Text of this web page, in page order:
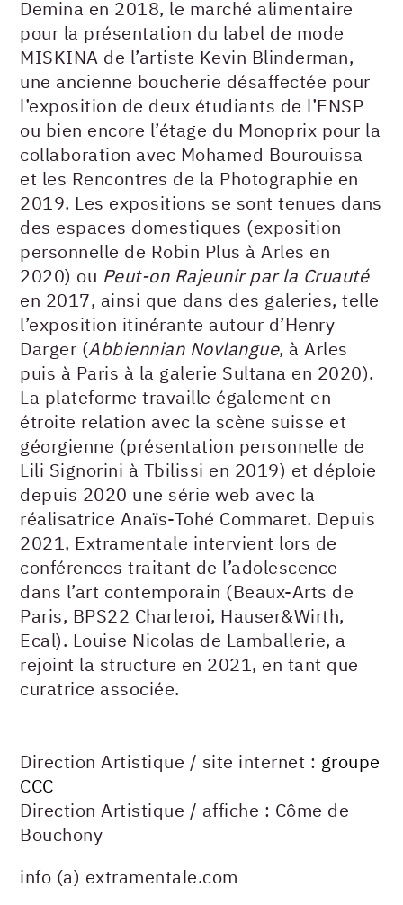
Demina en 2018, le marché alimentaire
pour la présentation du label de mode
MISKINA de l’artiste Kevin Blinderman,
une ancienne boucherie désaffectée pour
l’exposition de deux étudiants de l’ENSP
ou bien encore l’étage du Monoprix pour la
collaboration avec Mohamed Bourouissa
et les Rencontres de la Photographie en
2019. Les expositions se sont tenues dans
des espaces domestiques (exposition
personnelle de Robin Plus à Arles en
2020) ou Peut-on Rajeunir par la Cruauté
en 2017, ainsi que dans des galeries, telle
l’exposition itinérante autour d’Henry
Darger (Abbiennian Novlangue, à Arles
puis à Paris à la galerie Sultana en 2020).
La plateforme travaille également en
étroite relation avec la scène suisse et
géorgienne (présentation personnelle de
Lili Signorini à Tbilissi en 2019) et déploie
depuis 2020 une série web avec la
réalisatrice Anaïs-Tohé Commaret. Depuis
2021, Extramentale intervient lors de
conférences traitant de l’adolescence
dans l’art contemporain (Beaux-Arts de
Paris, BPS22 Charleroi, Hauser&Wirth,
Ecal). Louise Nicolas de Lamballerie, a
rejoint la structure en 2021, en tant que
curatrice associée.
Direction Artistique / site internet : groupe
CCC
Direction Artistique / affiche : Côme de
Bouchony
info (a) extramentale.com